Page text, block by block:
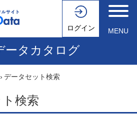
ログイン MENU
ータカタログ
› データセット検索
検索